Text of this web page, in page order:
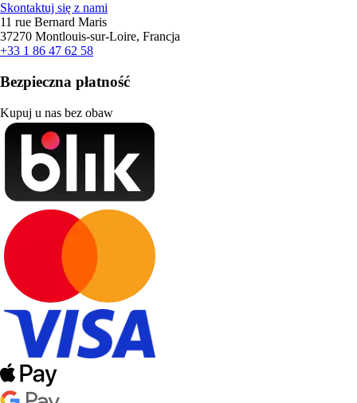
Skontaktuj się z nami
11 rue Bernard Maris
37270 Montlouis-sur-Loire, Francja
+33 1 86 47 62 58
Bezpieczna płatność
Kupuj u nas bez obaw